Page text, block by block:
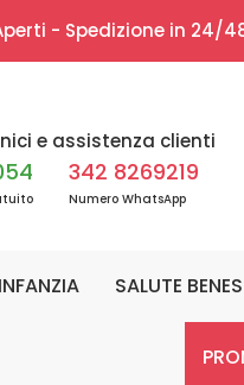
- Spedizione in 24/
e assistenza clienti
342 8269219
Numero WhatsApp
SALUTE